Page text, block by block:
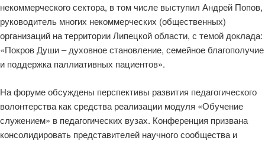
некоммерческого сектора, в том числе выступил Андрей Попов,
руководитель многих некоммерческих (общественных)
организаций на территории Липецкой области, с темой доклада:
«Покров Души – духовное становление, семейное благополучие
и поддержка паллиативных пациентов».
На форуме обсуждены перспективы развития педагогического
волонтерства как средства реализации модуля «Обучение
служением» в педагогических вузах. Конференция призвана
консолидировать представителей научного сообщества и